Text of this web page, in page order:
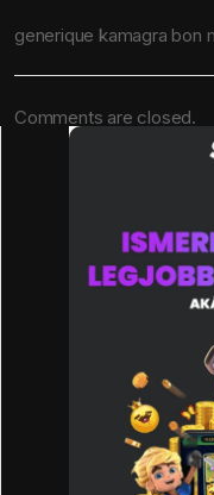
generique kamagra bon
Comments are closed.